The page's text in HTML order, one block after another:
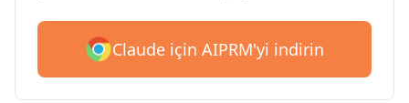
Claude için AIPRM'yi indirin